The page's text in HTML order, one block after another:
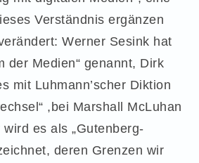
Verständnis ergänzen
Werner Sesink hat
der Medien“ genannt, Dirk
mit Luhmann’scher Diktion
,bei Marshall McLuhan
es als „Gutenberg-
deren Grenzen wir